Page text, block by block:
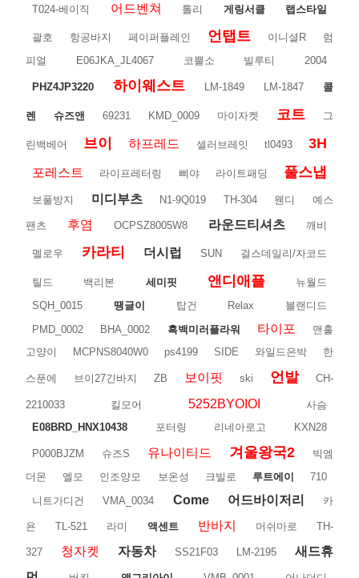
T024-베이직 어드벤쳐 톨리 게링서클 랩스타일
괄호 항공바지 페이퍼플레인 언탭트 이니셜R
럼
피얼
E06JKA_JL4067 코뿔소 빌루티 2004
PHZ4JP3220 하이웨스트 LM-1849 LM-1847 콜
렌 슈즈앤 69231 KMD_0009 마이자켓 코트 그
린백베어 브이 하프레드 셀러브레잇 tl0493 3H
포레스트 라이프레터링 삐야 라이트패딩 풀스냅
보풀방지 미디부츠 N1-9Q019 TH-304 웬디 예스
팬츠 후염 OCPSZ8005W8 라운드티셔츠 깨비
멜로우 카라티 더시럽 SUN 걸스데일리/자코드
틸드 백리본 세미핏 앤디애플
뉴월드
SQH_0015
땡글이 탑건 Relax
블랜디드
PMD_0002
BHA_0002 흑백미러플라워 타이포
맨홀
고양이
MCPNS8040W0 ps4199 SIDE 와일드은박 한
스푼에 브이27긴바지 ZB 보이핏 ski 언발 CH-
2210033 킬모어 5252BYOIOI
사슴
E08BRD_HNX10438
포터링 리네아로고 KXN28
P000BJZM 슈즈S 유나이티드 겨울왕국2
빅엠
더몬
엘모 인조양모 보온성 크빌로 루트에이
710
니트가디건
VMA_0034 Come 어드바이저리 카
욘 TL-521 라미 액센트 반바지 머쉬마로 TH-
327 청자켓 자동차 SS21F03 LM-2195
새드휴